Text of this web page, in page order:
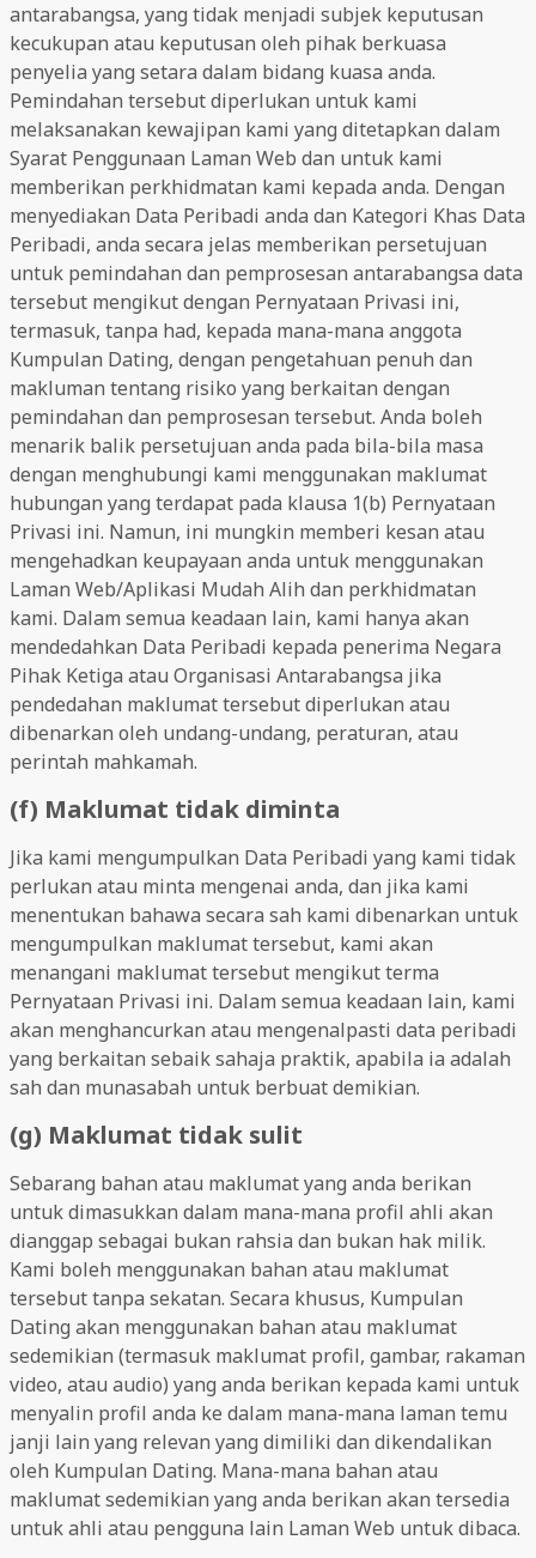
antarabangsa, yang tidak menjadi subjek keputusan
kecukupan atau keputusan oleh pihak berkuasa
penyelia yang setara dalam bidang kuasa anda.
Pemindahan tersebut diperlukan untuk kami
melaksanakan kewajipan kami yang ditetapkan dalam
Syarat Penggunaan Laman Web dan untuk kami
memberikan perkhidmatan kami kepada anda. Dengan
menyediakan Data Peribadi anda dan Kategori Khas Data
Peribadi, anda secara jelas memberikan persetujuan
untuk pemindahan dan pemprosesan antarabangsa data
tersebut mengikut dengan Pernyataan Privasi ini,
termasuk, tanpa had, kepada mana-mana anggota
Kumpulan Dating, dengan pengetahuan penuh dan
makluman tentang risiko yang berkaitan dengan
pemindahan dan pemprosesan tersebut. Anda boleh
menarik balik persetujuan anda pada bila-bila masa
dengan menghubungi kami menggunakan maklumat
hubungan yang terdapat pada klausa 1(b) Pernyataan
Privasi ini. Namun, ini mungkin memberi kesan atau
mengehadkan keupayaan anda untuk menggunakan
Laman Web/Aplikasi Mudah Alih dan perkhidmatan
kami. Dalam semua keadaan lain, kami hanya akan
mendedahkan Data Peribadi kepada penerima Negara
Pihak Ketiga atau Organisasi Antarabangsa jika
pendedahan maklumat tersebut diperlukan atau
dibenarkan oleh undang-undang, peraturan, atau
perintah mahkamah.
(f) Maklumat tidak diminta
Jika kami mengumpulkan Data Peribadi yang kami tidak
perlukan atau minta mengenai anda, dan jika kami
menentukan bahawa secara sah kami dibenarkan untuk
mengumpulkan maklumat tersebut, kami akan
menangani maklumat tersebut mengikut terma
Pernyataan Privasi ini. Dalam semua keadaan lain, kami
akan menghancurkan atau mengenalpasti data peribadi
yang berkaitan sebaik sahaja praktik, apabila ia adalah
sah dan munasabah untuk berbuat demikian.
(g) Maklumat tidak sulit
Sebarang bahan atau maklumat yang anda berikan
untuk dimasukkan dalam mana-mana profil ahli akan
dianggap sebagai bukan rahsia dan bukan hak milik.
Kami boleh menggunakan bahan atau maklumat
tersebut tanpa sekatan. Secara khusus, Kumpulan
Dating akan menggunakan bahan atau maklumat
sedemikian (termasuk maklumat profil, gambar, rakaman
video, atau audio) yang anda berikan kepada kami untuk
menyalin profil anda ke dalam mana-mana laman temu
janji lain yang relevan yang dimiliki dan dikendalikan
oleh Kumpulan Dating. Mana-mana bahan atau
maklumat sedemikian yang anda berikan akan tersedia
untuk ahli atau pengguna lain Laman Web untuk dibaca.